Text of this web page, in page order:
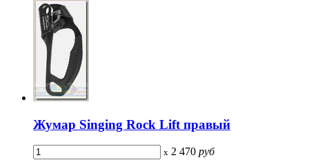
Жумар Singing Rock Lift правый
x 2 470 руб